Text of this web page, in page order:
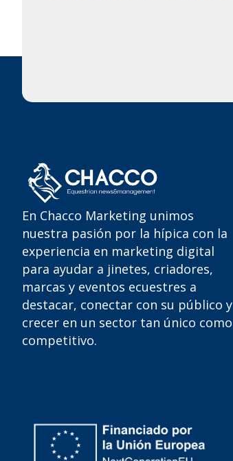
En Chacco Marketing unimos
nuestra pasión por la hípica con la
experiencia en marketing digital
para ayudar a jinetes, criadores,
marcas y eventos ecuestres a
destacar, conectar con su público y
crecer en un sector tan único como
competitivo.